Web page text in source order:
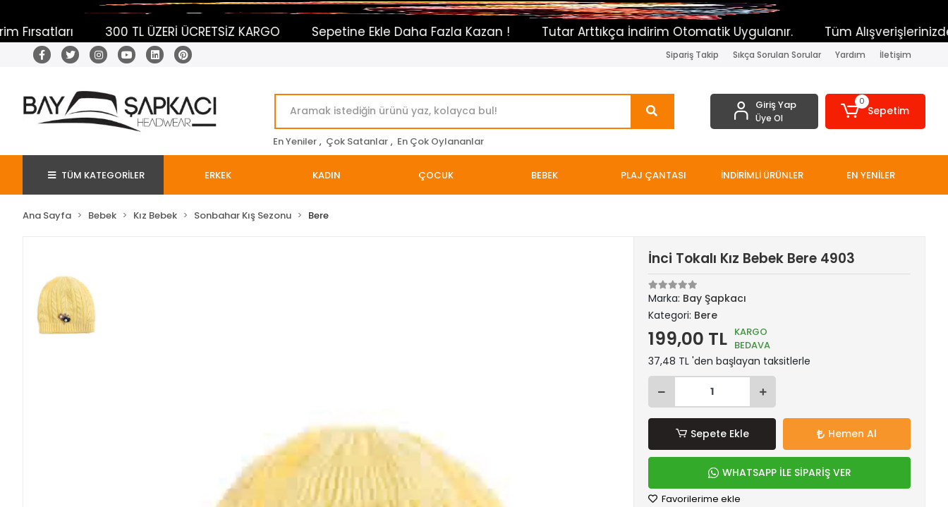
300 TL ÜZERİ ÜCRETSİZ KARGO Sepetine Ekle Daha Fazla Kazan ! Tutar Arttıkça İndirim Otomatik Uygulanır. Tüm Alışverişlerinizde
Sipariş Takip Sıkça Sorulan Sorular Yardım İletişim
En Yeniler , Çok Satanlar , En Çok Oylananlar
Giriş Yap
Üye Ol
0
Sepetim
TÜM KATEGORİLER ERKEK KADIN ÇOCUK BEBEK PLAJ ÇANTASI İNDİRİMLİ ÜRÜNLER EN YENİLER
Ana Sayfa Bebek Kız Bebek Sonbahar Kış Sezonu Bere
İnci Tokalı Kız Bebek Bere 4903
Marka: Bay Şapkacı
Kategori: Bere
199,00 TL KARGO
BEDAVA
37,48 TL 'den başlayan taksitlerle
Sepete Ekle Hemen Al
WHATSAPP İLE SİPARİŞ VER
Favorilerime ekle